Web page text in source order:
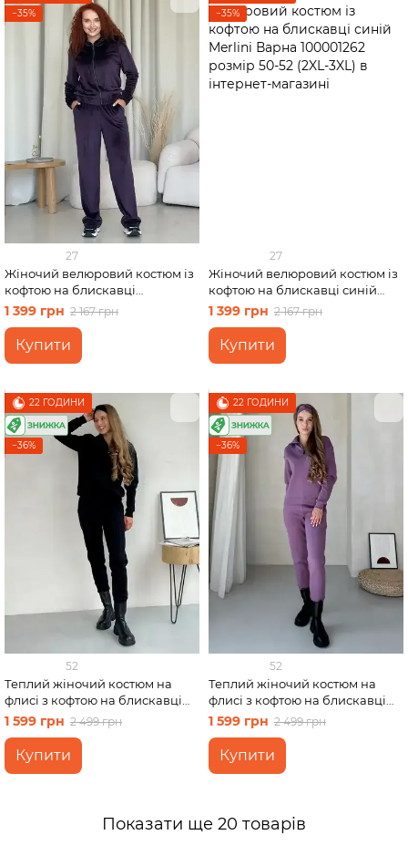
−35%
27
Жіночий велюровий костюм із
кофтою на блискавці
фіолетовий Merlini Варна
100001265 розмір 46-48 (L-XL)
1 399 грн 2 167 грн
Купити
−35%
27
Жіночий велюровий костюм із
кофтою на блискавці синій
Merlini Варна 100001262 розмір
50-52 (2XL-3XL)
1 399 грн 2 167 грн
Купити
22 ГОДИНИ
−36%
52
Теплий жіночий костюм на
флисі з кофтою на блискавці
чорний Merlini Анже
100001081, розмір 46-48 (L-XL)
1 599 грн 2 499 грн
Купити
22 ГОДИНИ
−36%
52
Теплий жіночий костюм на
флисі з кофтою на блискавці
фіолетовий Merlini Анже
100001085, розмір 46-48 (L-XL)
1 599 грн 2 499 грн
Купити
Показати ще 20 товарів